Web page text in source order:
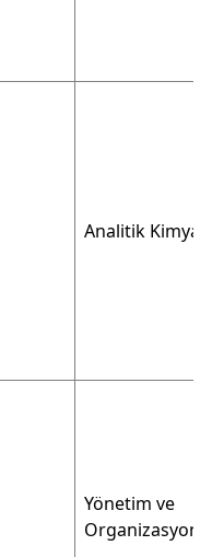
Analitik Kimya
Yönetim ve
Organizasyon